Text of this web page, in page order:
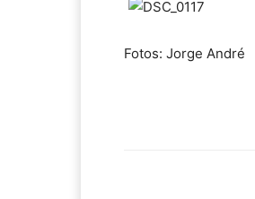
Fotos: Jorge André